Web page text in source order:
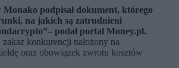
Monako podpisał dokument, którego
na jakich są zatrudnieni
podał portal Money.pl.
konkurencji nałożony na
oraz obowiązek zwrotu kosztów